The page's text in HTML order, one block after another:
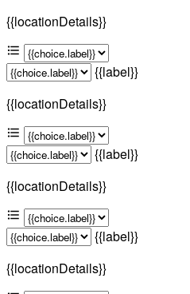
{{locationDetails}}
{{label}}
{{locationDetails}}
{{label}}
{{locationDetails}}
{{label}}
{{locationDetails}}